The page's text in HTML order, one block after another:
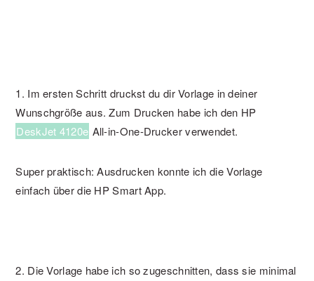
1. Im ersten Schritt druckst du dir Vorlage in deiner
Wunschgröße aus. Zum Drucken habe ich den HP
DeskJet 4120e All-in-One-Drucker verwendet.
Super praktisch: Ausdrucken konnte ich die Vorlage
einfach über die HP Smart App.
2. Die Vorlage habe ich so zugeschnitten, dass sie minimal